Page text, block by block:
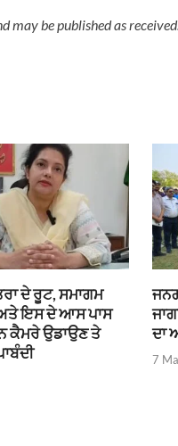
may be published as
ਦੇ ਰੂਟ, ਸਮਾਗਮ
ਅਤੇ ਇਸ ਦੇ ਆਸ ਪਾਸ
ਕੈਮਰੇ ਉਡਾਉਣ ਤੇ
ਦਾ
7